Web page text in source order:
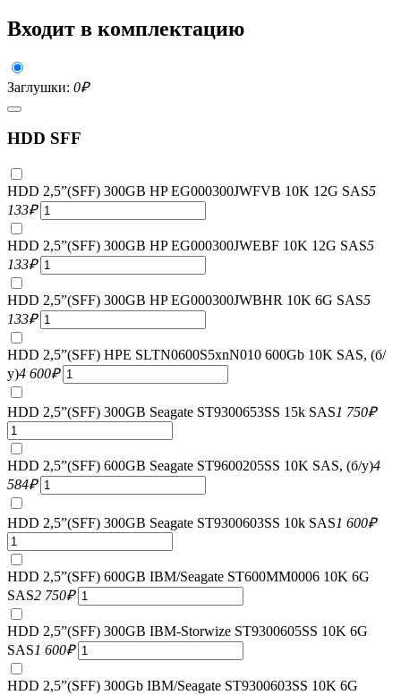
Входит в комплектацию
Заглушки: 0₽
HDD SFF
HDD 2,5”(SFF) 300GB HP EG000300JWFVB 10K 12G SAS5
133₽
HDD 2,5”(SFF) 300GB HP EG000300JWEBF 10K 12G SAS5
133₽
HDD 2,5”(SFF) 300GB HP EG000300JWBHR 10K 6G SAS5
133₽
HDD 2,5”(SFF) HPE SLTN0600S5xnN010 600Gb 10K SAS, (б/
у)4 600₽
HDD 2,5”(SFF) 300GB Seagate ST9300653SS 15k SAS1 750₽
HDD 2,5”(SFF) 600GB Seagate ST9600205SS 10K SAS, (б/у)4
584₽
HDD 2,5”(SFF) 300GB Seagate ST9300603SS 10k SAS1 600₽
HDD 2,5”(SFF) 600GB IBM/Seagate ST600MM0006 10K 6G
SAS2 750₽
HDD 2,5”(SFF) 300GB IBM-Storwize ST9300605SS 10K 6G
SAS1 600₽
HDD 2,5”(SFF) 300Gb IBM/Seagate ST9300603SS 10K 6G